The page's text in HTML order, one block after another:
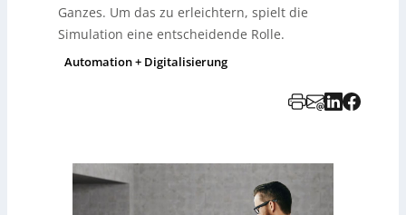
Ganzes. Um das zu erleichtern, spielt die
Simulation eine entscheidende Rolle.
Automation + Digitalisierung